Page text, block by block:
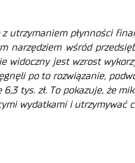
utrzymaniem płynności
narzędziem wśród
widoczny jest wzrost
po to rozwiązanie,
tys. zł. To pokazuje, że
wydatkami i utrzymywać